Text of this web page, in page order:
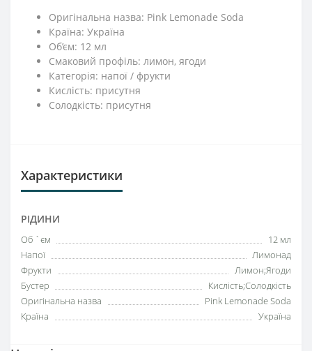
Оригінальна назва: Pink Lemonade Soda
Країна: Україна
Об’єм: 12 мл
Смаковий профіль: лимон, ягоди
Категорія: напої / фрукти
Кислість: присутня
Солодкість: присутня
Характеристики
РІДИНИ
Об `єм
12 мл
Напої
Лимонад
Фрукти
Лимон;Ягоди
Бустер
Кислість;Солодкість
Оригінальна назва
Pink Lemonade Soda
Країна
Україна